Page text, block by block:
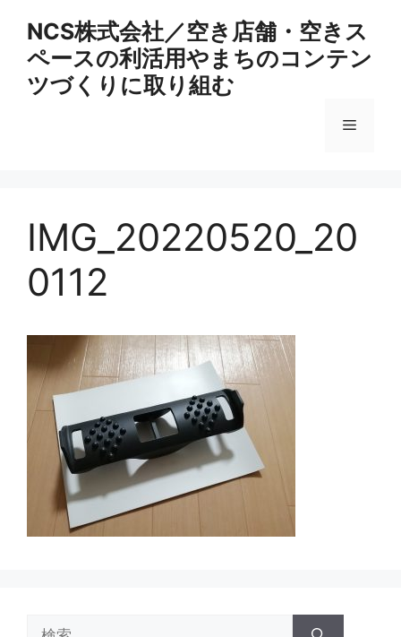
NCS株式会社／空き店舗・空きス
ペースの利活用やまちのコンテン
ツづくりに取り組む
メ
ュ
IMG_20220520_20
0112